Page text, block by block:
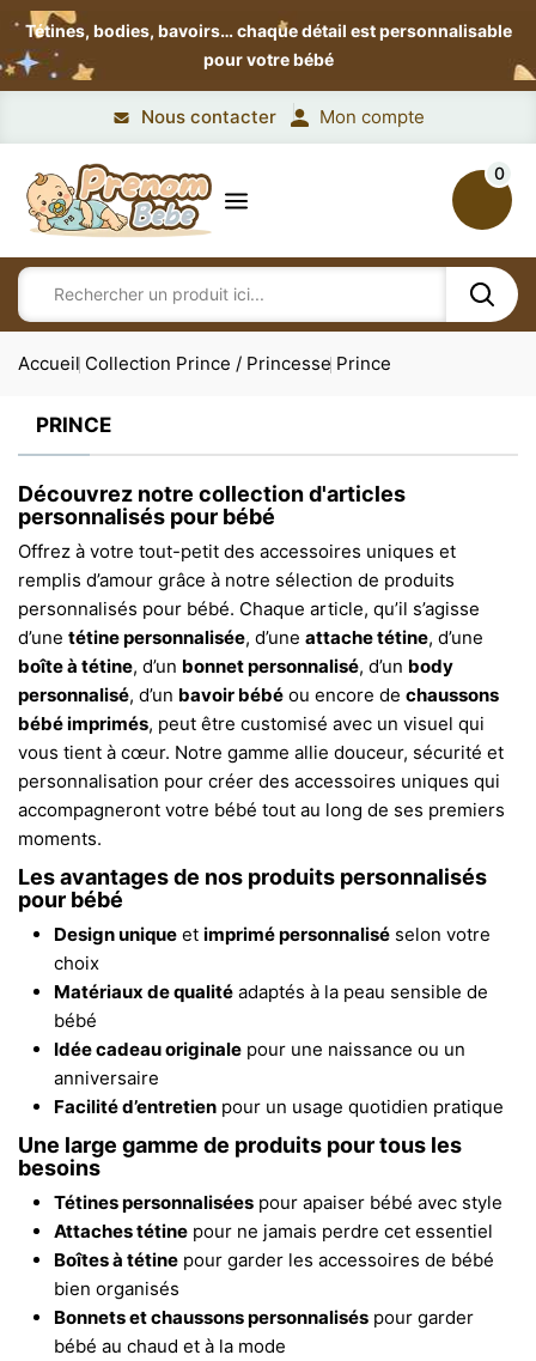
Tétines, bodies, bavoirs…chaque détail est personnalisable
pour votre bébé
Nous contacter Mon compte
0
Accueil Collection Prince / Princesse Prince
PRINCE
Découvrez notre collection d'articles
personnalisés pour bébé
Offrez à votre tout-petit des accessoires uniques et
remplis d’amour grâce à notre sélection de produits
personnalisés pour bébé. Chaque article, qu’il s’agisse
d’une tétine personnalisée, d’une attache tétine, d’une
boîte à tétine, d’un bonnet personnalisé, d’un body
personnalisé, d’un bavoir bébé ou encore de chaussons
bébé imprimés, peut être customisé avec un visuel qui
vous tient à cœur. Notre gamme allie douceur, sécurité et
personnalisation pour créer des accessoires uniques qui
accompagneront votre bébé tout au long de ses premiers
moments.
Les avantages de nos produits personnalisés
pour bébé
Design unique et imprimé personnalisé selon votre
choix
Matériaux de qualité adaptés à la peau sensible de
bébé
Idée cadeau originale pour une naissance ou un
anniversaire
Facilité d’entretien pour un usage quotidien pratique
Une large gamme de produits pour tous les
besoins
Tétines personnalisées pour apaiser bébé avec style
Attaches tétine pour ne jamais perdre cet essentiel
Boîtes à tétine pour garder les accessoires de bébé
bien organisés
Bonnets et chaussons personnalisés pour garder
bébé au chaud et à la mode